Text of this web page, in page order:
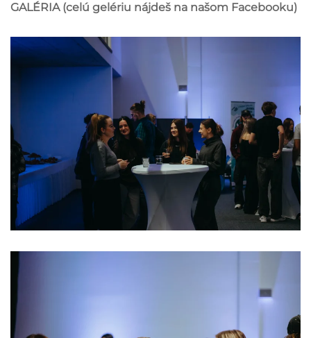
GALÉRIA (celú gelériu nájdeš na našom Facebooku)